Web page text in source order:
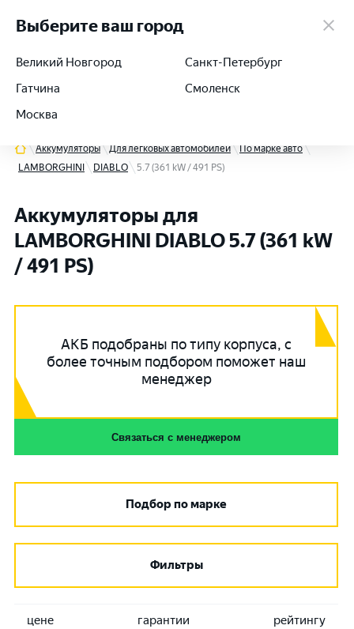
+7 (812) 564-54-91
Аккумуляторы Для легковых автомобилей
По марке авто
LAMBORGHINI
DIABLO 5.7 (361 kW / 491 PS)
Аккумуляторы для
LAMBORGHINI DIABLO 5.7 (361 kW
/ 491 PS)
АКБ подобраны по типу корпуса, с
более точным подбором поможет наш
менеджер
Связаться с менеджером
Подбор по марке
Фильтры
цене гарантии рейтингу
Выберите ваш город
Великий Новгород
Гатчина
Москва
Санкт-Петербург
Смоленск